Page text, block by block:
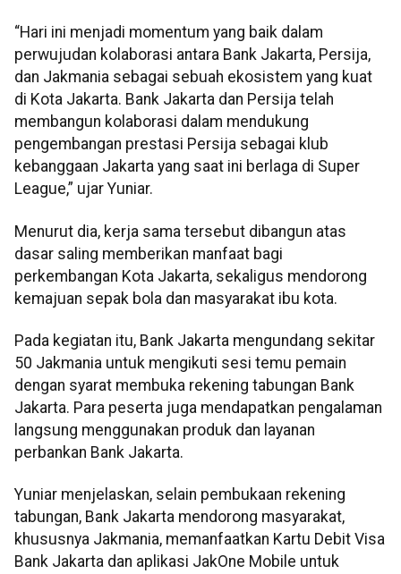
“Hari ini menjadi momentum yang baik dalam
perwujudan kolaborasi antara Bank Jakarta, Persija,
dan Jakmania sebagai sebuah ekosistem yang kuat
di Kota Jakarta. Bank Jakarta dan Persija telah
membangun kolaborasi dalam mendukung
pengembangan prestasi Persija sebagai klub
kebanggaan Jakarta yang saat ini berlaga di Super
League,” ujar Yuniar.
Menurut dia, kerja sama tersebut dibangun atas
dasar saling memberikan manfaat bagi
perkembangan Kota Jakarta, sekaligus mendorong
kemajuan sepak bola dan masyarakat ibu kota.
Pada kegiatan itu, Bank Jakarta mengundang sekitar
50 Jakmania untuk mengikuti sesi temu pemain
dengan syarat membuka rekening tabungan Bank
Jakarta. Para peserta juga mendapatkan pengalaman
langsung menggunakan produk dan layanan
perbankan Bank Jakarta.
Yuniar menjelaskan, selain pembukaan rekening
tabungan, Bank Jakarta mendorong masyarakat,
khususnya Jakmania, memanfaatkan Kartu Debit Visa
Bank Jakarta dan aplikasi JakOne Mobile untuk